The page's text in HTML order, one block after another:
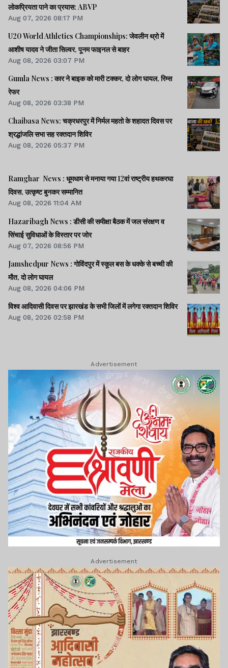
लोकप्रियता पाने का प्रयास: ABVP
Aug 07, 2026 08:17 PM
U20 World Athletics Championships: जेवलीन थ्रो में
आशीष यादव ने जीता सिल्वर, पूनम फाइनल से बाहर
Aug 08, 2026 03:07 PM
Gumla News : कार ने बाइक को मारी टक्कर, दो लोग घायल, रिम्स
रेफर
Aug 08, 2026 03:38 PM
Chaibasa News: चक्रधरपुर में निर्मल महतो के शहादत दिवस पर
श्रद्धांजलि सभा सह रक्तदान शिविर
Aug 08, 2026 05:37 PM
Ramghar News : धूमधाम से मनाया गया 12वां राष्ट्रीय हथकरघा
दिवस, उत्कृष्ट बुनकर सम्मानित
Aug 08, 2026 11:04 AM
Hazaribagh News : डीसी की समीक्षा बैठक में जल संरक्षण व
सिंचाई सुविधाओं के विस्तार पर जोर
Aug 07, 2026 08:56 PM
Jamshedpur News : गोविंदपुर में स्कूल बस के धक्के से बच्ची की
मौत, दो लोग घायल
Aug 08, 2026 04:06 PM
विश्व आदिवासी दिवस पर झारखंड के सभी जिलों में लगेगा रक्तदान शिविर
Aug 08, 2026 02:58 PM
Advertisement
Advertisement